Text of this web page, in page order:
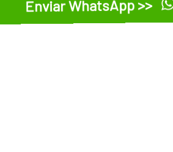
Enviar WhatsApp >>